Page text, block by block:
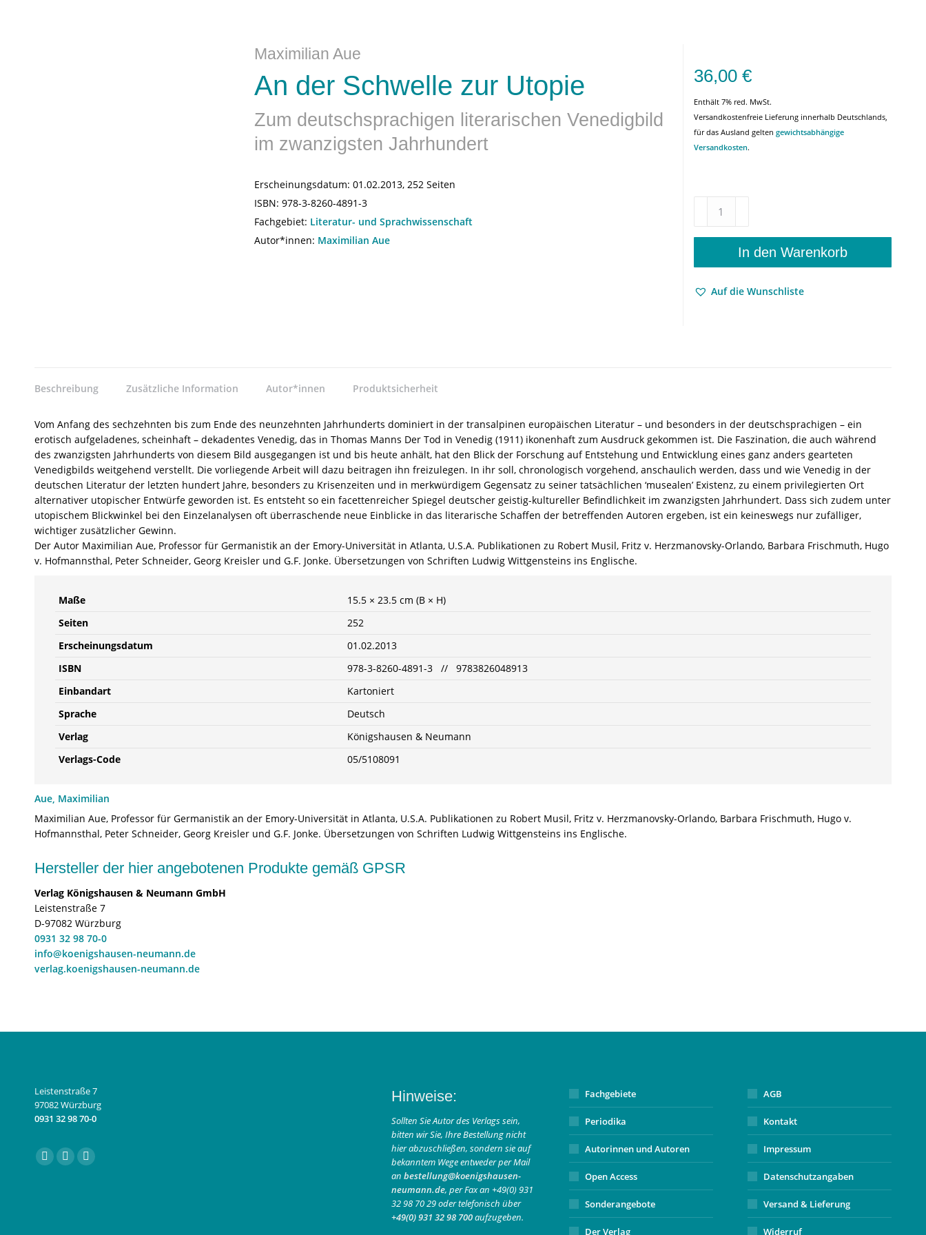
Maximilian Aue
An der Schwelle zur Utopie
Zum deutschsprachigen literarischen Venedigbild
im zwanzigsten Jahrhundert
Erscheinungsdatum: 01.02.2013, 252 Seiten
ISBN: 978-3-8260-4891-3
Fachgebiet: Literatur- und Sprachwissenschaft
Autor*innen: Maximilian Aue
36,00 €
Enthält 7% red. MwSt.
Versandkostenfreie Lieferung innerhalb Deutschlands,
für das Ausland gelten gewichtsabhängige
Versandkosten.
Utopie
Zum
Aue
–
ISBN
9783826048913
978-
3-
4891-
In den Warenkorb
Auf die Wunschliste
Beschreibung Zusätzliche Information Autor*innen Produktsicherheit
Vom Anfang des sechzehnten bis zum Ende des neunzehnten Jahrhunderts dominiert in der transalpinen europäischen Literatur – und besonders in der deutschsprachigen – ein
erotisch aufgeladenes, scheinhaft – dekadentes Venedig, das in Thomas Manns Der Tod in Venedig (1911) ikonenhaft zum Ausdruck gekommen ist. Die Faszination, die auch während
des zwanzigsten Jahrhunderts von diesem Bild ausgegangen ist und bis heute anhält, hat den Blick der Forschung auf Entstehung und Entwicklung eines ganz anders gearteten
Venedigbilds weitgehend verstellt. Die vorliegende Arbeit will dazu beitragen ihn freizulegen. In ihr soll, chronologisch vorgehend, anschaulich werden, dass und wie Venedig in der
deutschen Literatur der letzten hundert Jahre, besonders zu Krisenzeiten und in merkwürdigem Gegensatz zu seiner tatsächlichen ‘musealen’ Existenz, zu einem privilegierten Ort
alternativer utopischer Entwürfe geworden ist. Es entsteht so ein facettenreicher Spiegel deutscher geistig-kultureller Befindlichkeit im zwanzigsten Jahrhundert. Dass sich zudem unter
utopischem Blickwinkel bei den Einzelanalysen oft überraschende neue Einblicke in das literarische Schaffen der betreffenden Autoren ergeben, ist ein keineswegs nur zufälliger,
wichtiger zusätzlicher Gewinn.
Der Autor Maximilian Aue, Professor für Germanistik an der Emory-Universität in Atlanta, U.S.A. Publikationen zu Robert Musil, Fritz v. Herzmanovsky-Orlando, Barbara Frischmuth, Hugo
v. Hofmannsthal, Peter Schneider, Georg Kreisler und G.F. Jonke. Übersetzungen von Schriften Ludwig Wittgensteins ins Englische.
Maße
15.5 × 23.5 cm (B × H)
Seiten
252
Erscheinungsdatum
01.02.2013
ISBN
978-3-8260-4891-3 // 9783826048913
Einbandart
Kartoniert
Sprache
Deutsch
Verlag
Königshausen & Neumann
Verlags-Code
05/5108091
Aue, Maximilian
Maximilian Aue, Professor für Germanistik an der Emory-Universität in Atlanta, U.S.A. Publikationen zu Robert Musil, Fritz v. Herzmanovsky-Orlando, Barbara Frischmuth, Hugo v.
Hofmannsthal, Peter Schneider, Georg Kreisler und G.F. Jonke. Übersetzungen von Schriften Ludwig Wittgensteins ins Englische.
Hersteller der hier angebotenen Produkte gemäß GPSR
Verlag Königshausen & Neumann GmbH
Leistenstraße 7
D-97082 Würzburg
0931 32 98 70-0
info@koenigshausen-neumann.de
verlag.koenigshausen-neumann.de
Leistenstraße 7
97082 Würzburg
0931 32 98 70-0
Finden Sie uns auf:
FacebookInstagram
E-
Hinweise:
Sollten Sie Autor des Verlags sein,
bitten wir Sie, Ihre Bestellung nicht
hier abzuschließen, sondern sie auf
bekanntem Wege entweder per Mail
an bestellung@koenigshausen-
neumann.de, per Fax an +49(0) 931
32 98 70 29 oder telefonisch über
+49(0) 931 32 98 700aufzugeben.
Fachgebiete
Periodika
Autorinnen und Autoren
Open Access
Sonderangebote
Der Verlag
AGB
Kontakt
Impressum
Datenschutzangaben
Versand & Lieferung
Widerruf